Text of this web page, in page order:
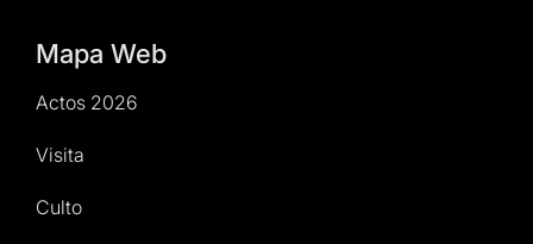
Mapa Web
Actos 2026
Visita
Culto